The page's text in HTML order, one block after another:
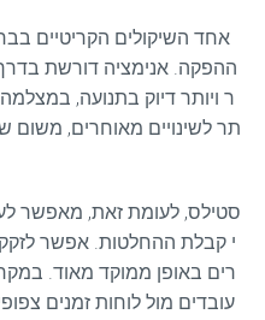
ההפקה. אנימציה דורשת בדרך
ר ויותר דיוק בתנועה,
תר לשינויים מאוחרים, משום
סטילס, לעומת זאת, מאפשר
י קבלת ההחלטות. אפשר לזקק
רים באופן ממוקד מאוד.
עובדים מול לוחות זמנים